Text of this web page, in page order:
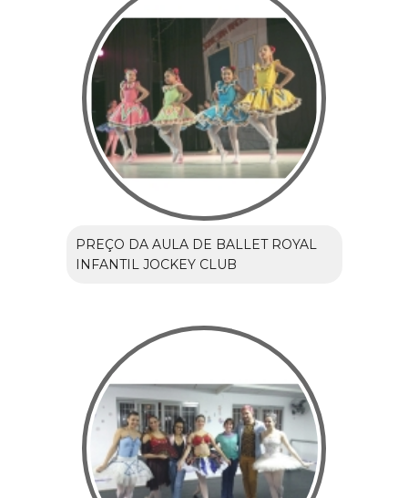
PREÇO DA AULA DE BALLET ROYAL
INFANTIL JOCKEY CLUB